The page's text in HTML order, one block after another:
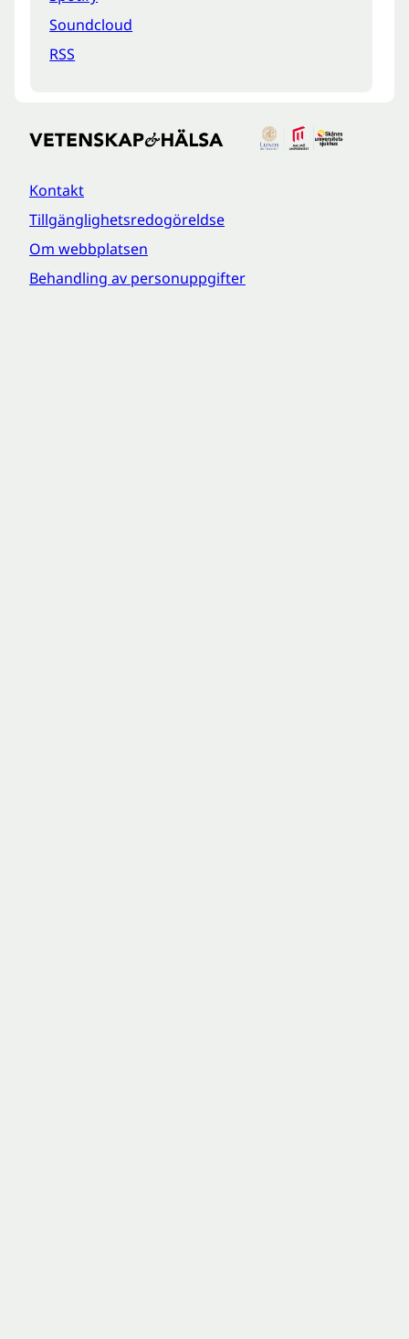
Soundcloud
RSS
Kontakt
Tillgänglighetsredogöreldse
Om webbplatsen
Behandling av personuppgifter